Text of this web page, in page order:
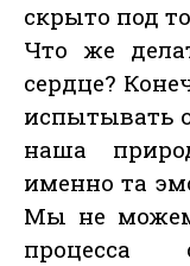
скрыто под
Что же
сердце?
испытывать
наша
именно та
Мы не
процесса